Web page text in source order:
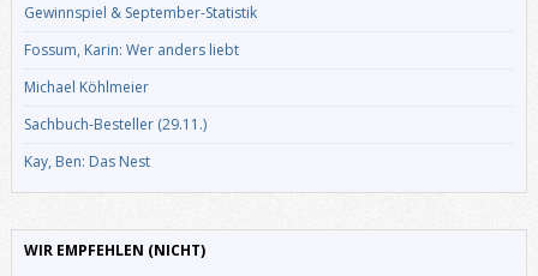
Gewinnspiel & September-Statistik
Fossum, Karin: Wer anders liebt
Michael Köhlmeier
Sachbuch-Besteller (29.11.)
Kay, Ben: Das Nest
WIR EMPFEHLEN (NICHT)